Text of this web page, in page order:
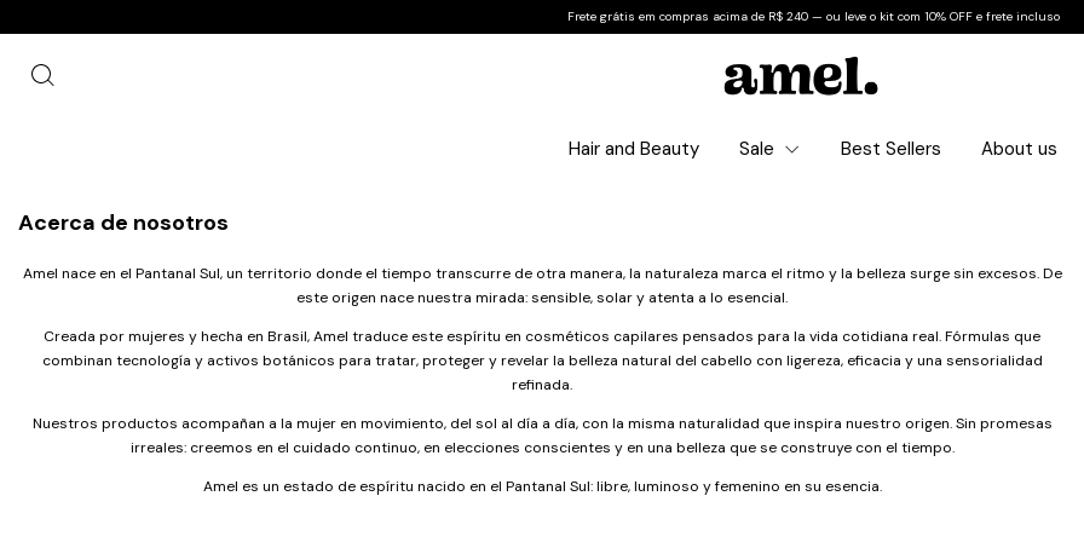
Frete grátis em compras acima de R$ 240 — ou leve o kit com 10% OFF e frete incluso
Hair and Beauty Sale Best Sellers About us
Acerca de nosotros
Amel nace en el Pantanal Sul, un territorio donde el tiempo transcurre de otra manera, la naturaleza marca el ritmo y la belleza surge sin excesos. De
este origen nace nuestra mirada: sensible, solar y atenta a lo esencial.
Creada por mujeres y hecha en Brasil, Amel traduce este espíritu en cosméticos capilares pensados para la vida cotidiana real. Fórmulas que
combinan tecnología y activos botánicos para tratar, proteger y revelar la belleza natural del cabello con ligereza, eficacia y una sensorialidad
refinada.
Nuestros productos acompañan a la mujer en movimiento, del sol al día a día, con la misma naturalidad que inspira nuestro origen. Sin promesas
irreales: creemos en el cuidado continuo, en elecciones conscientes y en una belleza que se construye con el tiempo.
Amel es un estado de espíritu nacido en el Pantanal Sul: libre, luminoso y femenino en su esencia.